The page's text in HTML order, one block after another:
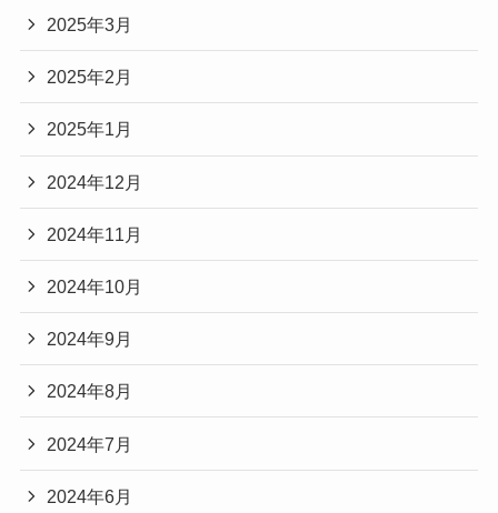
2025年3月
2025年2月
2025年1月
2024年12月
2024年11月
2024年10月
2024年9月
2024年8月
2024年7月
2024年6月